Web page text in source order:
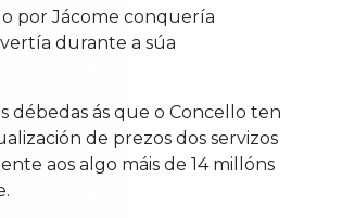
por Jácome conquería
durante a súa
débedas ás que o Concello ten
de prezos dos servizos
aos algo máis de 14 millóns